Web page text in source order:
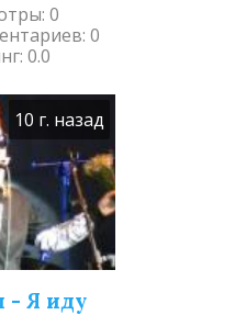
: 0
:0
:0.0
10 г. назад
- Я иду